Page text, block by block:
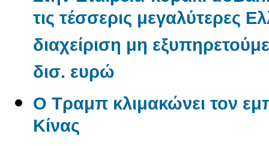
τις τέσσερις μεγαλύτερες
διαχείριση μη
δισ. ευρώ
Ο Τραμπ κλιμακώνει τον
Κίνας